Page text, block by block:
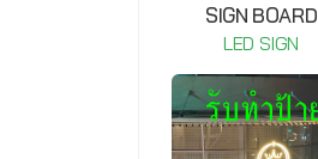
SIGN BOARD
LED SIGN